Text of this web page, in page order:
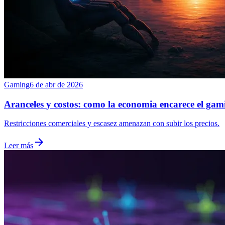
Gaming6 de abr de 2026
Aranceles y costos: como la economia encarece el
Restricciones comerciales y escasez amenazan con subir los precios.
Leer más arrow_forward